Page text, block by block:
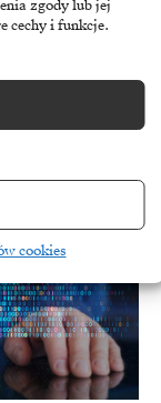
zgody lub jej
cechy i funkcje.
cookies
w AI